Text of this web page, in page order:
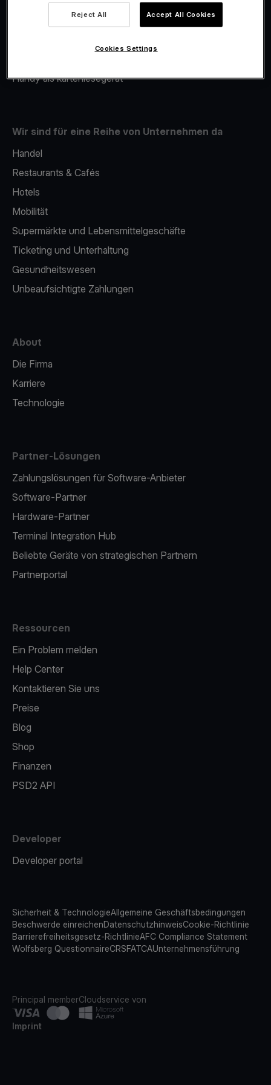
Merchant Advance
Handy als kartenlesegerät
Wir sind für eine Reihe von Unternehmen da
Handel
Restaurants & Cafés
Hotels
Mobilität
Supermärkte und Lebensmittelgeschäfte
Ticketing und Unterhaltung
Gesundheitswesen
Unbeaufsichtigte Zahlungen
About
Die Firma
Karriere
Technologie
Partner-Lösungen
Zahlungslösungen für Software-Anbieter
Software-Partner
Hardware-Partner
Terminal Integration Hub
Beliebte Geräte von strategischen Partnern
Partnerportal
Ressourcen
Ein Problem melden
Help Center
Kontaktieren Sie uns
Preise
Blog
Shop
Finanzen
PSD2 API
Developer
Developer portal
Sicherheit & TechnologieAllgemeine Geschäftsbedingungen
Beschwerde einreichenDatenschutzhinweisCookie-Richtlinie
Barrierefreiheitsgesetz-RichtlinieAFC Compliance Statement
Wolfsberg QuestionnaireCRSFATCAUnternehmensführung
Principal memberCloudservice von
Imprint
Reject All Accept All Cookies
Cookies Settings